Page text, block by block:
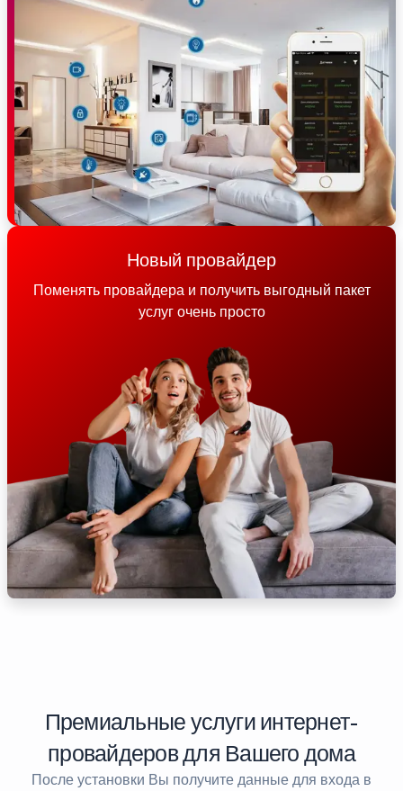
Новый провайдер
Поменять провайдера и получить выгодный пакет
услуг очень просто
Премиальные услуги интернет-
провайдеров для Вашего дома
После установки Вы получите данные для входа в